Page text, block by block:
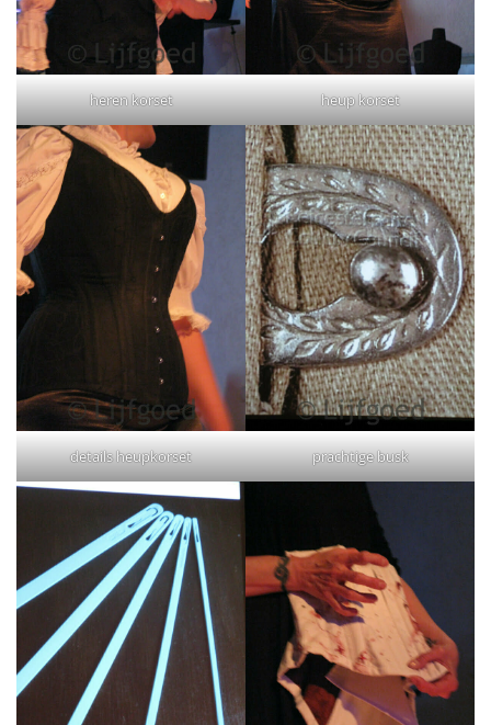
heren korset heup korset
details heupkorset prachtige busk